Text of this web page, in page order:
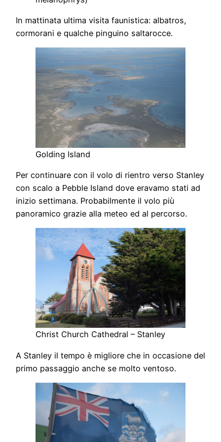
In mattinata ultima visita faunistica: albatros,
cormorani e qualche pinguino saltarocce.
Golding Island
Per continuare con il volo di rientro verso Stanley
con scalo a Pebble Island dove eravamo stati ad
inizio settimana. Probabilmente il volo più
panoramico grazie alla meteo ed al percorso.
Christ Church Cathedral – Stanley
A Stanley il tempo è migliore che in occasione del
primo passaggio anche se molto ventoso.